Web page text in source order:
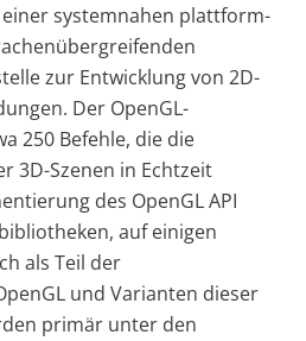
systemnahen plattform-
zur Entwicklung von 2D-
Der OpenGL-
250 Befehle, die die
3D-Szenen in Echtzeit
des OpenGL API
auf einigen
als Teil der
und Varianten dieser
primär unter den